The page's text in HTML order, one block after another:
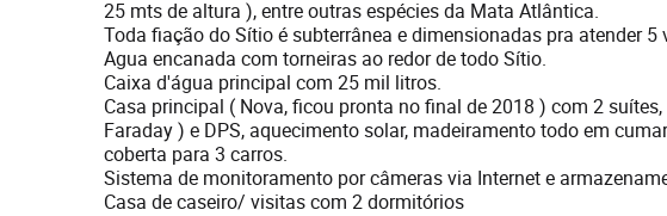
25 mts de altura ), entre outras espécies da Mata Atlântica.
Toda fiação do Sítio é subterrânea e dimensionadas pra atender 5
Agua encanada com torneiras ao redor de todo Sítio.
Caixa d'água principal com 25 mil litros.
Casa principal ( Nova, ficou pronta no final de 2018 ) com 2
Faraday ) e DPS, aquecimento solar, madeiramento todo em
coberta para 3 carros.
Sistema de monitoramento por câmeras via Internet e
Casa de caseiro/ visitas com 2 dormitórios